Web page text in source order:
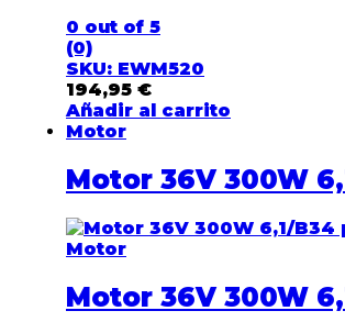
0 out of 5
(0)
SKU: EWM520
194,95 €
Añadir al carrito
Motor
Motor 36V 300W
Motor
Motor 36V 300W